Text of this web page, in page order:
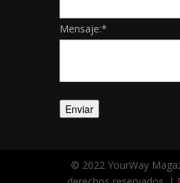
Mensaje:*
© 2022 YourWay